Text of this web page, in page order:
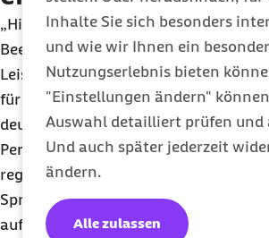
Inhalte Sie sich besonders
und wie wir Ihnen ein
Nutzungserlebnis bieten
"Einstellungen ändern"
Auswahl detailliert prüfen und
Und auch später jederzeit
ändern.
Alle zulassen
„Hier ist Vorsicht geboten, denn
Beeinträchtigung des geistigen
Leistungsvermögens muss bereits ein
für eine Demenz sein. Wenn aber
deutliche Antriebsschwäche
Person vorher sehr aktiv war und
regelmäßige Gedächtnislücken in
Sprach- oder
auftreten, sollte dies dringend